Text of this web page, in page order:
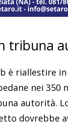
tribuna
è riallestire
nei 350
autorità.
dovrebbe